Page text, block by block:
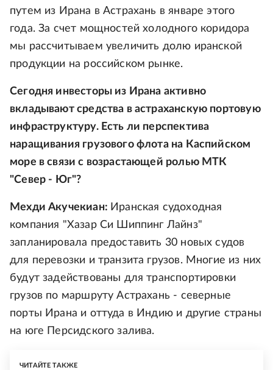
путем из Ирана в Астрахань в январе этого
года. За счет мощностей холодного коридора
мы рассчитываем увеличить долю иранской
продукции на российском рынке.
Сегодня инвесторы из Ирана активно
вкладывают средства в астраханскую портовую
инфраструктуру. Есть ли перспектива
наращивания грузового флота на Каспийском
море в связи с возрастающей ролью МТК
"Север - Юг"?
Мехди Акучекиан: Иранская судоходная
компания "Хазар Си Шиппинг Лайнз"
запланировала предоставить 30 новых судов
для перевозки и транзита грузов. Многие из них
будут задействованы для транспортировки
грузов по маршруту Астрахань - северные
порты Ирана и оттуда в Индию и другие страны
на юге Персидского залива.
ЧИТАЙТЕ ТАКЖЕ